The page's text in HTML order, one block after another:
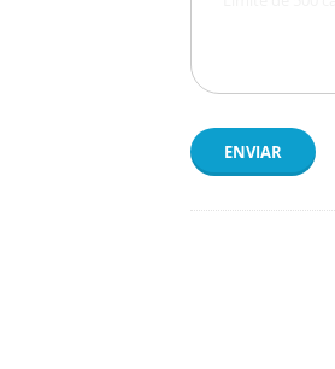
ENVIAR